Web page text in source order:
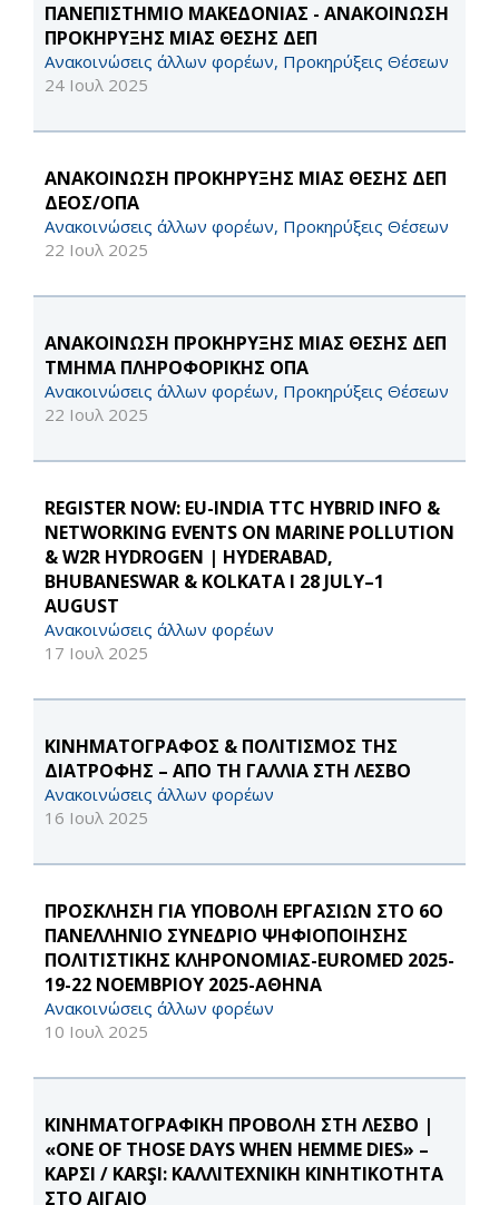
ΠΑΝΕΠΙΣΤΗΜΙΟ ΜΑΚΕΔΟΝΙΑΣ - ΑΝΑΚΟΙΝΩΣΗ
ΠΡΟΚΗΡΥΞΗΣ ΜΙΑΣ ΘΕΣΗΣ ΔΕΠ
Ανακοινώσεις άλλων φορέων, Προκηρύξεις Θέσεων
24 Ιουλ 2025
ΑΝΑΚΟΙΝΩΣΗ ΠΡΟΚΗΡΥΞΗΣ ΜΙΑΣ ΘΕΣΗΣ ΔΕΠ
ΔΕΟΣ/ΟΠΑ
Ανακοινώσεις άλλων φορέων, Προκηρύξεις Θέσεων
22 Ιουλ 2025
ΑΝΑΚΟΙΝΩΣΗ ΠΡΟΚΗΡΥΞΗΣ ΜΙΑΣ ΘΕΣΗΣ ΔΕΠ
ΤΜΗΜΑ ΠΛΗΡΟΦΟΡΙΚΗΣ ΟΠΑ
Ανακοινώσεις άλλων φορέων, Προκηρύξεις Θέσεων
22 Ιουλ 2025
REGISTER NOW: EU-INDIA TTC HYBRID INFO &
NETWORKING EVENTS ON MARINE POLLUTION
& W2R HYDROGEN | HYDERABAD,
BHUBANESWAR & KOLKATA I 28 JULY–1
AUGUST
Ανακοινώσεις άλλων φορέων
17 Ιουλ 2025
ΚΙΝΗΜΑΤΟΓΡΑΦΟΣ & ΠΟΛΙΤΙΣΜΟΣ ΤΗΣ
ΔΙΑΤΡΟΦΗΣ – ΑΠΟ ΤΗ ΓΑΛΛΙΑ ΣΤΗ ΛΕΣΒΟ
Ανακοινώσεις άλλων φορέων
16 Ιουλ 2025
ΠΡΟΣΚΛΗΣΗ ΓΙΑ ΥΠΟΒΟΛΗ ΕΡΓΑΣΙΩΝ ΣΤΟ 6Ο
ΠΑΝΕΛΛΗΝΙΟ ΣΥΝΕΔΡΙΟ ΨΗΦΙΟΠΟΙΗΣΗΣ
ΠΟΛΙΤΙΣΤΙΚΗΣ ΚΛΗΡΟΝΟΜΙΑΣ-EUROMED 2025-
19-22 ΝΟΕΜΒΡΙΟΥ 2025-ΑΘΗΝΑ
Ανακοινώσεις άλλων φορέων
10 Ιουλ 2025
ΚΙΝΗΜΑΤΟΓΡΑΦΙΚΗ ΠΡΟΒΟΛΗ ΣΤΗ ΛΕΣΒΟ |
«ONE OF THOSE DAYS WHEN HEMME DIES» –
ΚΑΡΣΙ / KARŞI: ΚΑΛΛΙΤΕΧΝΙΚΗ ΚΙΝΗΤΙΚΟΤΗΤΑ
ΣΤΟ ΑΙΓΑΙΟ